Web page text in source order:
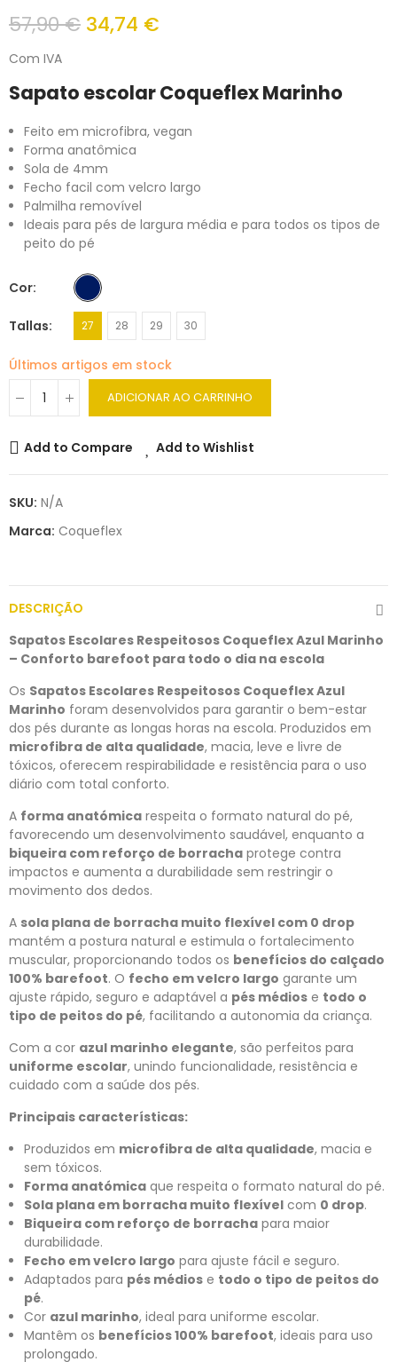
57,90 € 34,74 €
Com IVA
Sapato escolar Coqueflex Marinho
Feito em microfibra, vegan
Forma anatômica
Sola de 4mm
Fecho facil com velcro largo
Palmilha removível
Ideais para pés de largura média e para todos os tipos de
peito do pé
Cor
Tallas 27 28 29 30
Últimos artigos em stock
ADICIONAR AO CARRINHO
Add to Compare Add to Wishlist
SKU: N/A
Marca: Coqueflex
DESCRIÇÃO
Sapatos Escolares Respeitosos Coqueflex Azul Marinho
– Conforto barefoot para todo o dia na escola
Os Sapatos Escolares Respeitosos Coqueflex Azul
Marinho foram desenvolvidos para garantir o bem-estar
dos pés durante as longas horas na escola. Produzidos em
microfibra de alta qualidade, macia, leve e livre de
tóxicos, oferecem respirabilidade e resistência para o uso
diário com total conforto.
A forma anatómica respeita o formato natural do pé,
favorecendo um desenvolvimento saudável, enquanto a
biqueira com reforço de borracha protege contra
impactos e aumenta a durabilidade sem restringir o
movimento dos dedos.
A sola plana de borracha muito flexível com 0 drop
mantém a postura natural e estimula o fortalecimento
muscular, proporcionando todos os benefícios do calçado
100% barefoot. O fecho em velcro largo garante um
ajuste rápido, seguro e adaptável a pés médios e todo o
tipo de peitos do pé, facilitando a autonomia da criança.
Com a cor azul marinho elegante, são perfeitos para
uniforme escolar, unindo funcionalidade, resistência e
cuidado com a saúde dos pés.
Principais características:
Produzidos em microfibra de alta qualidade, macia e
sem tóxicos.
Forma anatómica que respeita o formato natural do pé.
Sola plana em borracha muito flexível com 0 drop.
Biqueira com reforço de borracha para maior
durabilidade.
Fecho em velcro largo para ajuste fácil e seguro.
Adaptados para pés médios e todo o tipo de peitos do
pé.
Cor azul marinho, ideal para uniforme escolar.
Mantêm os benefícios 100% barefoot, ideais para uso
prolongado.